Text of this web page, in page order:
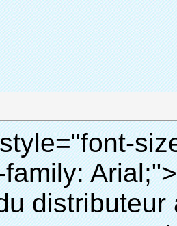
de pvc film deviennent vos chaussures et de couverture.</span></span></p><p style="border: 0px; font-family: Arial, Helvetica; line-height: 18px; vertical-align: baseline; word-wrap: break-word; color: #333333;"><span style="margin: 0px; padding: 0px; border: 0px; font-size: inherit; font-style: inherit; font-weight: inherit; line-height: 18px; vertical-align: baseline; color: #000000;">il<span style="margin: 0px; padding: 0px; border: 0px; font-family: Arial; font-size: 10pt; font-style: inherit; font-weight: inherit; line-height: 20px; vertical-align: baseline;">Sorties automatiquement et coupe le film et fournir l'air chaud avec contrôle de température précis.</span></span></p><p style="border: 0px; font-family: Arial, Helvetica; line-height: 18px; vertical-align: baseline; word-wrap: break-word; color: #333333;"><span style="margin: 0px; padding: 0px; border: 0px; font-family: Arial; font-size: 10pt; font-style: inherit; font-weight: inherit; line-height: 20px; vertical-align: baseline; color: #000000;">Il peut couvrir chaussures de différentes tailles, une couche de film couvrira la partie inférieure de la chaussure.</span></p><p style="border: 0px; font-family: Arial, Helvetica; line-height: 18px; vertical-align: baseline; word-wrap: break-word; color: #333333;">&nbsp;</p><p style="border: 0px; font-family: Arial, Helvetica; line-height: 18px; vertical-align: baseline; word-wrap: break-word; color: #333333;"><em><span style="margin: 0px; padding: 0px; border: 0px; font-family: Arial; font-size: 18px; font-style: inherit; font-weight: inherit; line-height: 27px; vertical-align: baseline; color: #339966;">Notre couverture de chaussure peut faire lcdéconomies et l'usure de couverture de chaussure pour vous automaticlly!</span></em></p><p style="border: 0px; font-family: Arial, Helvetica; line-height: 18px; vertical-align: baseline; word-wrap: break-word; color: #333333;"><em><span style="margin: 0px; padding: 0px; border: 0px; font-family: Arial; font-size: 18px; font-style: inherit; font-weight: inherit; line-height: 27px; vertical-align: baseline; color: #339966;">En portant la couverture de chaussure, il peut garder le plancher propre et éviter l'infection croisée!</span></em></p><p style="border: 0px; font-family: Arial, Helvetica; line-height: 18px; vertical-align: baseline; word-wrap: break-word; color: #333333;">&nbsp;</p><p style="border: 0px; font-family: Arial, Helvetica; line-height: 18px; vertical-align: baseline; word-wrap: break-word; color: #333333;"><span style="margin: 0px; padding: 0px; border: 0px; font-size: